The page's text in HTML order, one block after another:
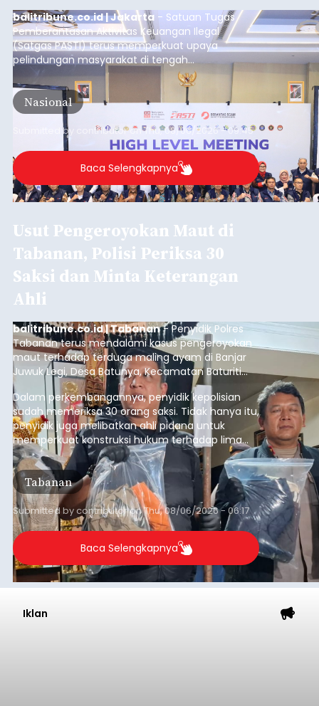
balitribune.co.id | Jakarta - Satuan Tugas
Pemberantasan Aktivitas Keuangan Ilegal
(Satgas PASTI) terus memperkuat upaya
pelindungan masyarakat di tengah
meningkatnya ancaman penipuan digital yang
semakin kompleks.
Nasional
Submitted by contributoronThu, 08/06/2026 - 09:45
Baca Selengkapnya
Usut Pengeroyokan Maut di
Tabanan, Polisi Periksa 30
Saksi dan Minta Keterangan
Ahli
balitribune.co.id | Tabanan- Penyidik Polres
Tabanan terus mendalami kasus pengeroyokan
maut terhadap terduga maling ayam di Banjar
Juwuk Legi, Desa Batunya, Kecamatan Baturiti
yang terjadi beberapa waktu lalu.
Dalam perkembangannya, penyidik kepolisian
sudah memeriksa 30 orang saksi. Tidak hanya itu,
penyidik juga melibatkan ahli pidana untuk
memperkuat konstruksi hukum terhadap lima
orang tersangka yang saat ini ditahan.
Tabanan
Submitted bycontributoronThu, 08/06/2026 - 06:17
Baca Selengkapnya
Iklan